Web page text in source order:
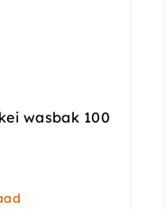
wasbak 100